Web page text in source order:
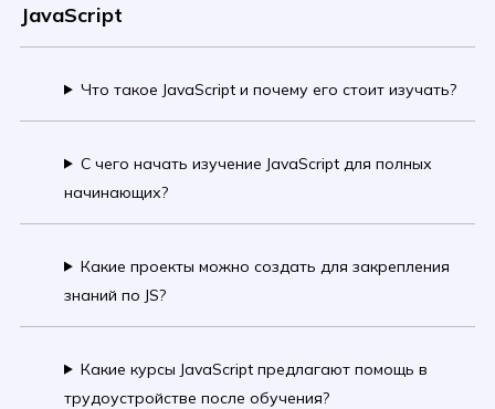
JavaScript
Что такое JavaScript и почему его стоит изучать?
С чего начать изучение JavaScript для полных
начинающих?
Какие проекты можно создать для закрепления
знаний по JS?
Какие курсы JavaScript предлагают помощь в
трудоустройстве после обучения?